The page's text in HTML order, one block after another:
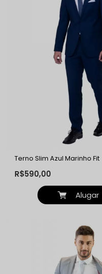
Terno Slim Azul Marinho Fit
R$590,00
Alugar